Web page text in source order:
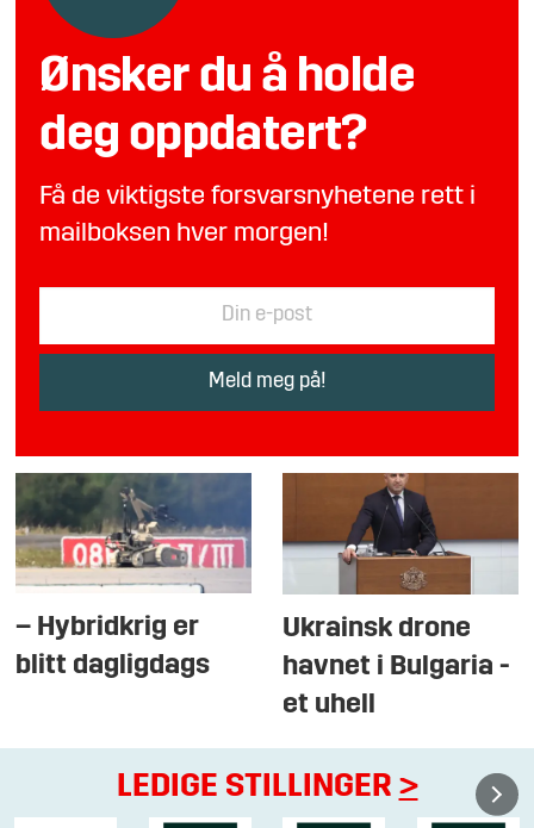
Ønsker du å holde
deg oppdatert?
Få de viktigste forsvarsnyhetene rett i
mailboksen hver morgen!
– Hybridkrig er
blitt dagligdags
Ukrainsk drone
havnet i Bulgaria -
et uhell
LEDIGE STILLINGER >